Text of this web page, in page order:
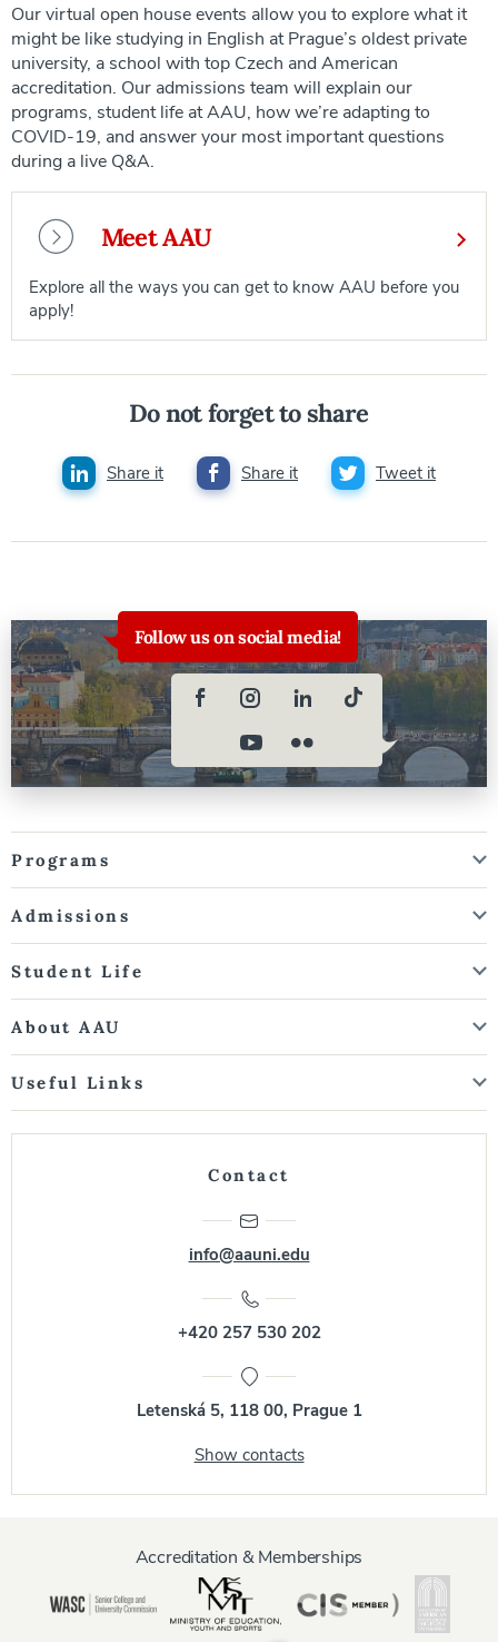
Our virtual open house events allow you to explore what it
might be like studying in English at Prague’s oldest private
university, a school with top Czech and American
accreditation. Our admissions team will explain our
programs, student life at AAU, how we’re adapting to
COVID-19, and answer your most important questions
during a live Q&A.
Meet AAU
Explore all the ways you can get to know AAU before you
apply!
Do not forget to share
Share it Share it Tweet it
Follow us on social media!
Programs
Admissions
Student Life
About AAU
Useful Links
Contact
info@aauni.edu
+420 257 530 202
Letenská 5, 118 00, Prague 1
Show contacts
Accreditation & Memberships